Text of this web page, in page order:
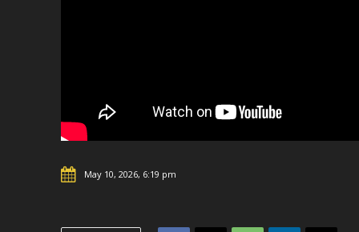
May 10, 2026, 6:19 pm